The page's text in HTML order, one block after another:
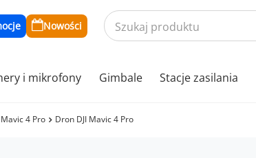
Nowości
i mikrofony Gimbale Stacje zasilania
Mavic 4 Pro Dron DJI Mavic 4 Pro